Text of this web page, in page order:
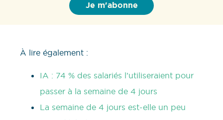
À lire également :
IA : 74 % des salariés l’utiliseraient pour
passer à la semaine de 4 jours
La semaine de 4 jours est-elle un peu